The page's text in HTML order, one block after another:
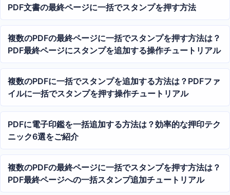
PDF文書の最終ページに一括でスタンプを押す方法
複数のPDFの最終ページに一括でスタンプを押す方法は？
PDF最終ページにスタンプを追加する操作チュートリアル
複数のPDFに一括でスタンプを追加する方法は？PDFファ
イルに一括でスタンプを押す操作チュートリアル
PDFに電子印鑑を一括追加する方法は？効率的な押印テク
ニック6選をご紹介
複数のPDFの最終ページに一括でスタンプを押す方法は？
PDF最終ページへの一括スタンプ追加チュートリアル